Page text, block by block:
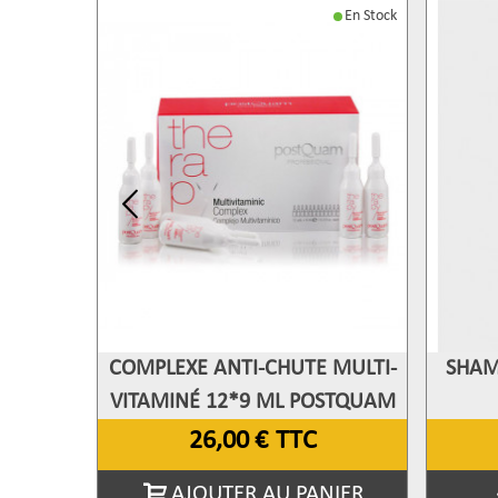
En Stock
Afficher Plus
COMPLEXE ANTI-CHUTE MULTI-
VITAMINÉ 12*9 ML POSTQUAM
26,00 € TTC